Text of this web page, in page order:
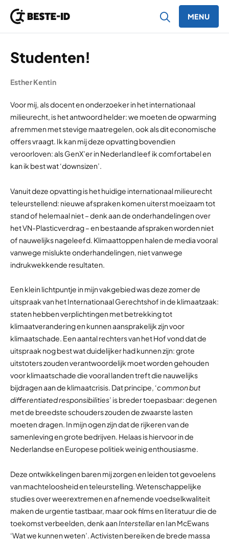
MENU
Studenten!
Esther Kentin
Voor mij, als docent en onderzoeker in het internationaal
milieurecht, is het antwoord helder: we moeten de opwarming
afremmen met stevige maatregelen, ook als dit economische
offers vraagt. Ik kan mij deze opvatting bovendien
veroorloven: als GenX’er in Nederland leef ik comfortabel en
kan ik best wat ‘downsizen’.
Vanuit deze opvatting is het huidige internationaal milieurecht
teleurstellend: nieuwe afspraken komen uiterst moeizaam tot
stand of helemaal niet – denk aan de onderhandelingen over
het VN-Plasticverdrag – en bestaande afspraken worden niet
of nauwelijks nageleefd. Klimaattoppen halen de media vooral
vanwege mislukte onderhandelingen, niet vanwege
indrukwekkende resultaten.
Een klein lichtpuntje in mijn vakgebied was deze zomer de
uitspraak van het Internationaal Gerechtshof in de klimaatzaak:
staten hebben verplichtingen met betrekking tot
klimaatverandering en kunnen aansprakelijk zijn voor
klimaatschade. Een aantal rechters van het Hof vond dat de
uitspraak nog best wat duidelijker had kunnen zijn: grote
uitstoters zouden verantwoordelijk moet worden gehouden
voor klimaatschade die vooral landen treft die nauwelijks
bijdragen aan de klimaatcrisis. Dat principe, ‘common but
differentiated responsibilities’ is breder toepasbaar: degenen
met de breedste schouders zouden de zwaarste lasten
moeten dragen. In mijn ogen zijn dat de rijkeren van de
samenleving en grote bedrijven. Helaas is hiervoor in de
Nederlandse en Europese politiek weinig enthousiasme.
Deze ontwikkelingen baren mij zorgen en leiden tot gevoelens
van machteloosheid en teleurstelling. Wetenschappelijke
studies over weerextremen en afnemende voedselkwaliteit
maken de urgentie tastbaar, maar ook films en literatuur die de
toekomst verbeelden, denk aan Interstellaren Ian McEwans
‘Wat we kunnen weten’. Activisten bereiken de brede massa